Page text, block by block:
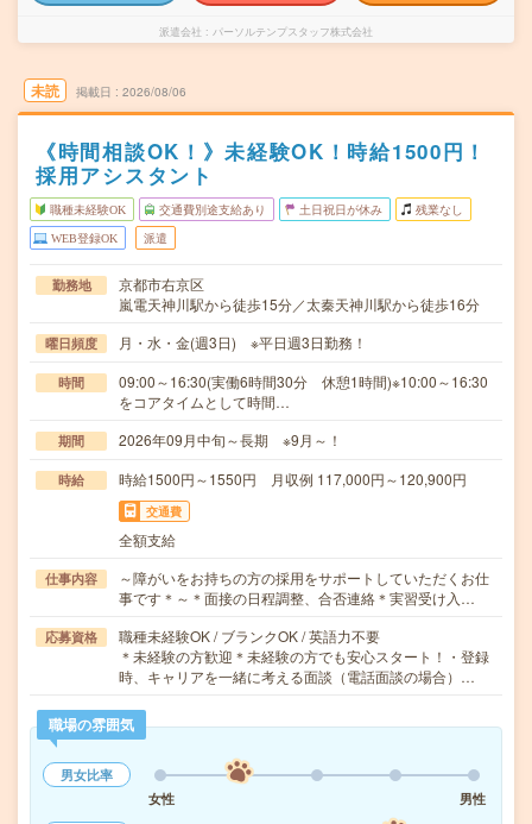
派遣会社 パーソルテンプスタッフ株式会社
未読 掲載日 2026/08/06
《時間相談OK！》未経験OK！時給1500円！
採用アシスタント
職種未経験OK 交通費別途支給あり 土日祝日が休み 残業なし
WEB登録OK 派遣
勤務地
京都市右京区
嵐電天神川駅から徒歩15分／太秦天神川駅から徒歩16分
曜日頻度 月・水・金(週3日) ※平日週3日勤務！
時間
09:00～16:30(実働6時間30分 休憩1時間)※10:00～16:30
をコアタイムとして時間…
期間 2026年09月中旬～長期 ※9月～！
時給 時給1500円～1550円 月収例 117,000円～120,900円
交通費
全額支給
仕事内容
～障がいをお持ちの方の採用をサポートしていただくお仕
事です＊～＊面接の日程調整、合否連絡＊実習受け入…
応募資格
職種未経験OK / ブランクOK / 英語力不要
＊未経験の方歓迎＊未経験の方でも安心スタート！・登録
時、キャリアを一緒に考える面談（電話面談の場合）…
職場の雰囲気
男女比率
女性
男性